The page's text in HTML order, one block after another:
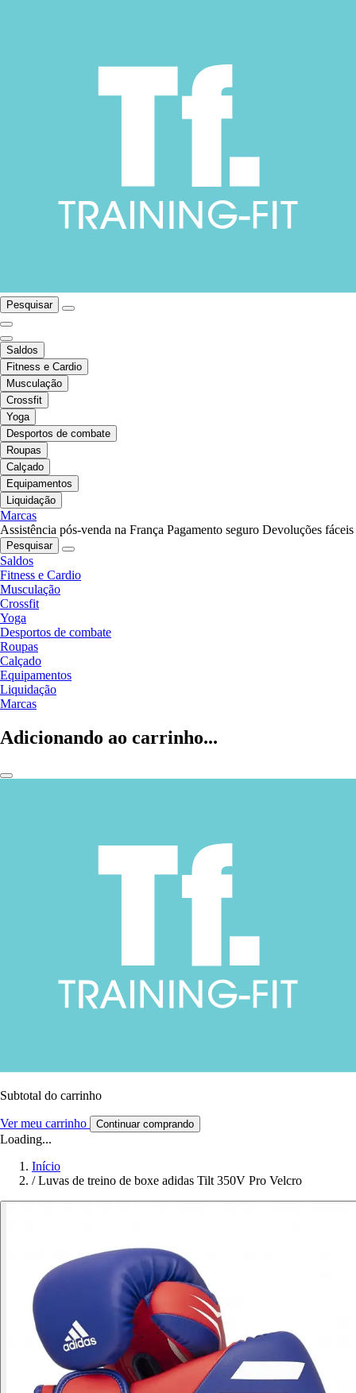
Pesquisar
Saldos
Fitness e Cardio
Musculação
Crossfit
Yoga
Desportos de combate
Roupas
Calçado
Equipamentos
Liquidação
Marcas
Assistência pós-venda na França Pagamento seguro Devoluções fáceis
Pesquisar
Saldos
Fitness e Cardio
Musculação
Crossfit
Yoga
Desportos de combate
Roupas
Calçado
Equipamentos
Liquidação
Marcas
Adicionando ao carrinho...
Subtotal do carrinho
Ver meu carrinho Continuar comprando
Loading...
Início
/ Luvas de treino de boxe adidas Tilt 350V Pro Velcro